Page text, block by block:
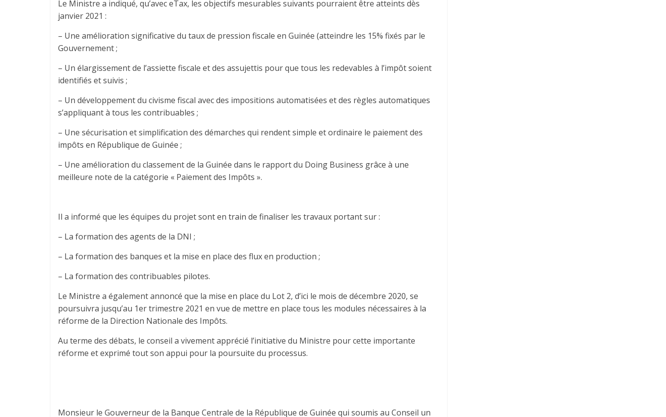
Le Ministre a indiqué, qu’avec eTax, les objectifs mesurables suivants pourraient être atteints dès
janvier 2021 :
– Une amélioration significative du taux de pression fiscale en Guinée (atteindre les 15% fixés par le
Gouvernement ;
– Un élargissement de l’assiette fiscale et des assujettis pour que tous les redevables à l’impôt soient
identifiés et suivis ;
– Un développement du civisme fiscal avec des impositions automatisées et des règles automatiques
s’appliquant à tous les contribuables ;
– Une sécurisation et simplification des démarches qui rendent simple et ordinaire le paiement des
impôts en République de Guinée ;
– Une amélioration du classement de la Guinée dans le rapport du Doing Business grâce à une
meilleure note de la catégorie « Paiement des Impôts ».
Il a informé que les équipes du projet sont en train de finaliser les travaux portant sur :
– La formation des agents de la DNI ;
– La formation des banques et la mise en place des flux en production ;
– La formation des contribuables pilotes.
Le Ministre a également annoncé que la mise en place du Lot 2, d’ici le mois de décembre 2020, se
poursuivra jusqu’au 1er trimestre 2021 en vue de mettre en place tous les modules nécessaires à la
réforme de la Direction Nationale des Impôts.
Au terme des débats, le conseil a vivement apprécié l’initiative du Ministre pour cette importante
réforme et exprimé tout son appui pour la poursuite du processus.
Monsieur le Gouverneur de la Banque Centrale de la République de Guinée qui soumis au Conseil un